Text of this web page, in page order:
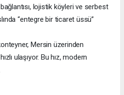
lojistik köyleri ve serbest
“entegre bir ticaret üssü”
Mersin üzerinden
ulaşıyor. Bu hız, modern